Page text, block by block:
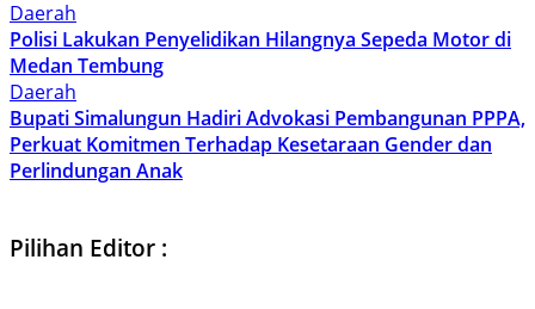
Daerah
Polisi Lakukan Penyelidikan Hilangnya Sepeda Motor di
Medan Tembung
Daerah
Bupati Simalungun Hadiri Advokasi Pembangunan PPPA,
Perkuat Komitmen Terhadap Kesetaraan Gender dan
Perlindungan Anak
Pilihan Editor :